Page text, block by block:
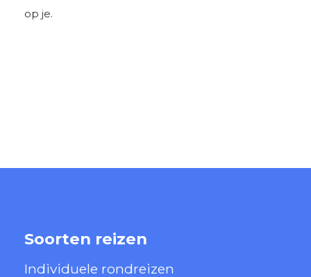
op je.
Soorten reizen
Individuele rondreizen